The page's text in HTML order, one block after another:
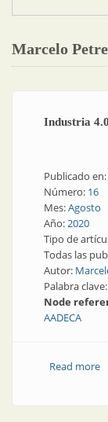
Marcelo
Industria
Publicado en:
Número: 16
Mes:Agosto
Año:2020
Tipo de
Todas las
Autor:
Palabra clave:
Node
AADECA
Read more